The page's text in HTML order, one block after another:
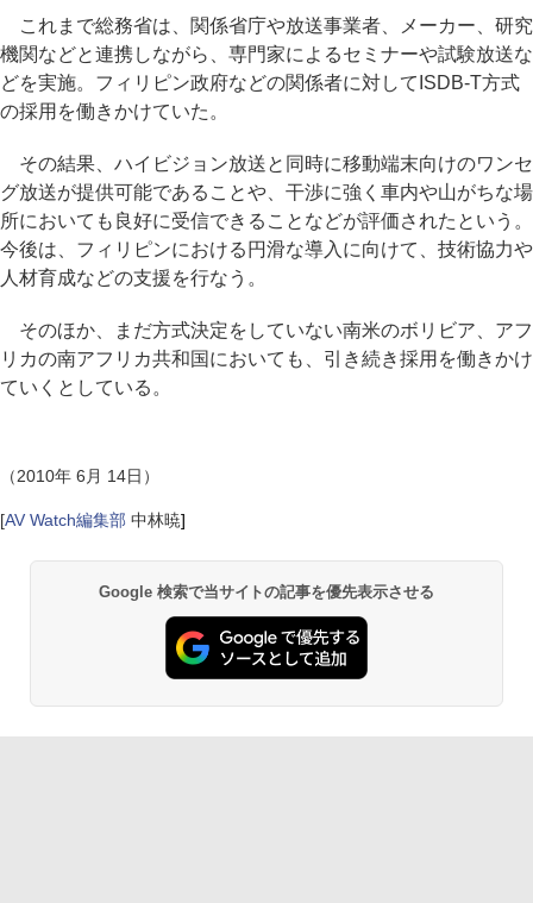
これまで総務省は、関係省庁や放送事業者、メーカー、研究
機関などと連携しながら、専門家によるセミナーや試験放送な
どを実施。フィリピン政府などの関係者に対してISDB-T方式
の採用を働きかけていた。
その結果、ハイビジョン放送と同時に移動端末向けのワンセ
グ放送が提供可能であることや、干渉に強く車内や山がちな場
所においても良好に受信できることなどが評価されたという。
今後は、フィリピンにおける円滑な導入に向けて、技術協力や
人材育成などの支援を行なう。
そのほか、まだ方式決定をしていない南米のボリビア、アフ
リカの南アフリカ共和国においても、引き続き採用を働きかけ
ていくとしている。
（2010年 6月 14日）
[AV Watch編集部 中林暁]
Google 検索で当サイトの記事を優先表示させる